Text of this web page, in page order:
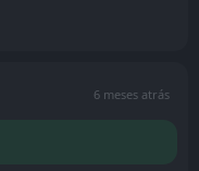
6 meses atrás